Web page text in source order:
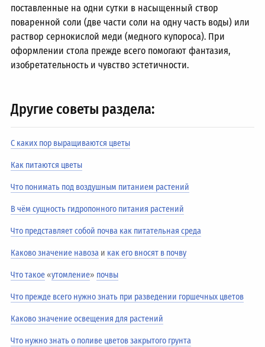
поставленные на одни сутки в насыщенный створ
поваренной соли (две части соли на одну часть воды) или
раствор сернокислой меди (медного купороса). При
оформлении стола прежде всего помогают фантазия,
изобретательность и чувство эстетичности.
Другие советы раздела:
С каких пор выращиваются цветы
Как питаются цветы
Что понимать под воздушным питанием растений
В чём сущность гидропонного питания растений
Что представляет собой почва как питательная среда
Каково значение навоза и как его вносят в почву
Что такое «утомление» почвы
Что прежде всего нужно знать при разведении горшечных цветов
Каково значение освещения для растений
Что нужно знать о поливе цветов закрытого грунта